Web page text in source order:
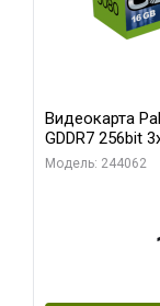
Видеокарта
GDDR7 256bit
Модель: 244062